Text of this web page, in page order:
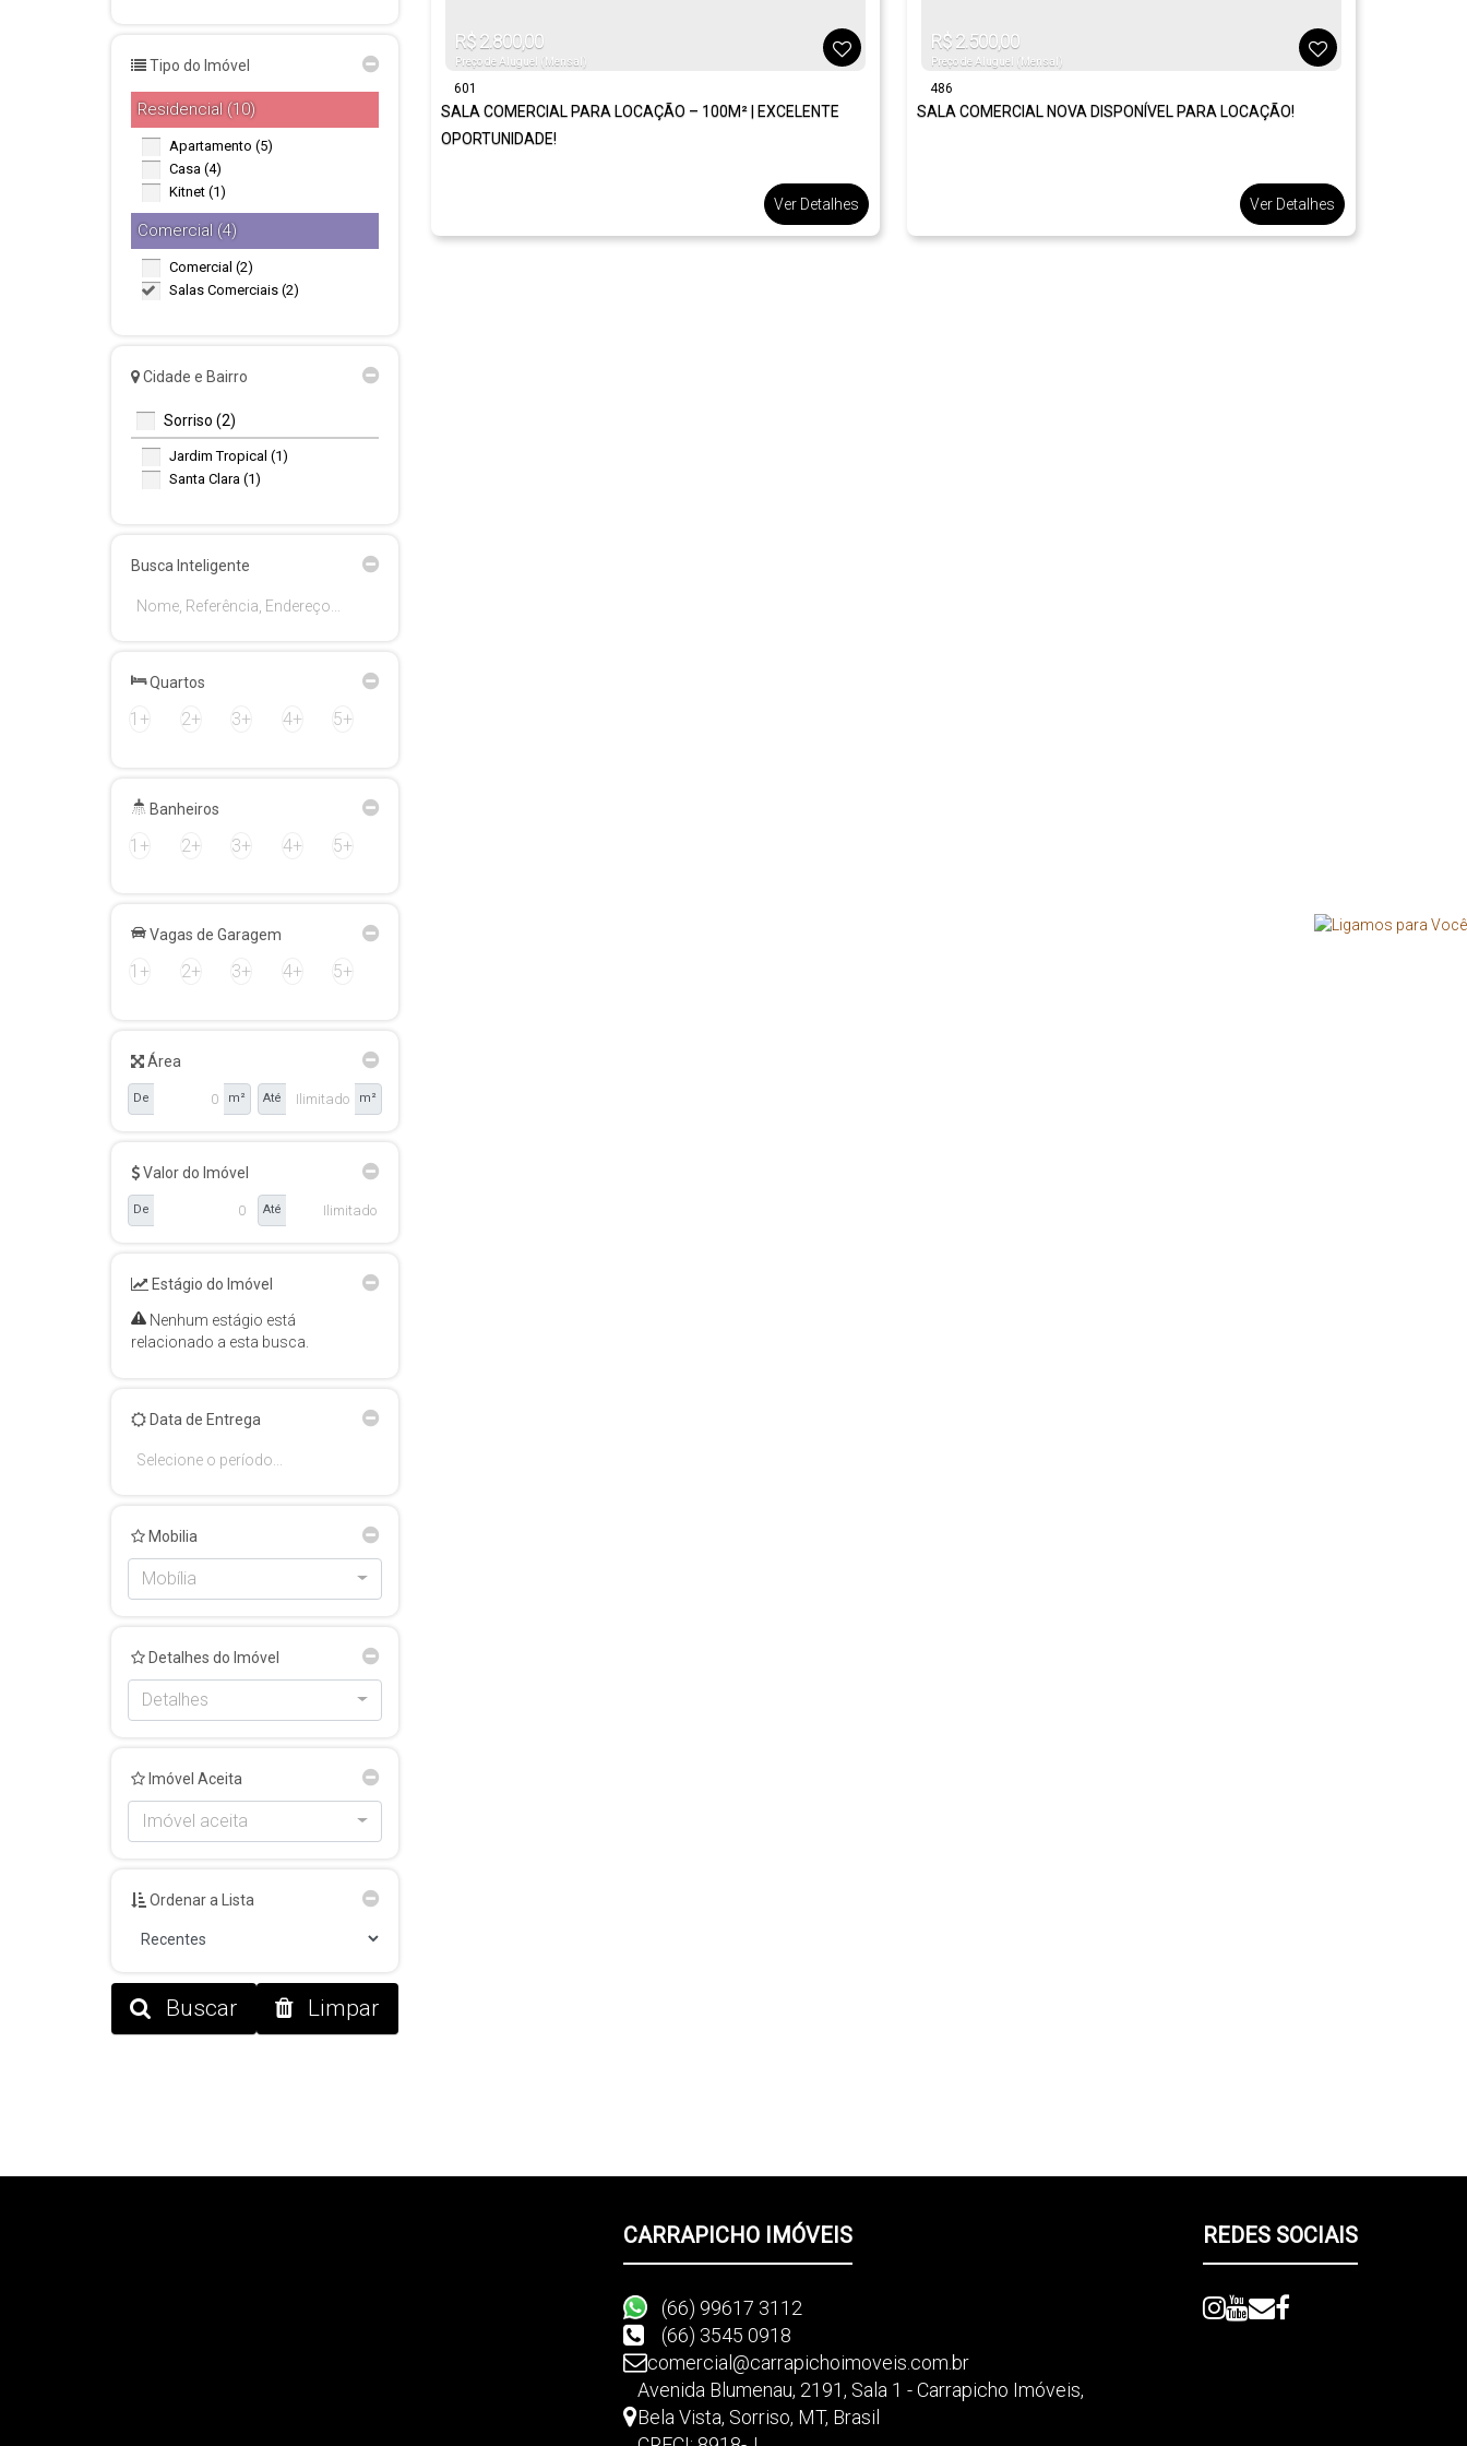
Tipo do Imóvel
Residencial (10)
Apartamento (5)
Casa (4)
Kitnet (1)
Comercial (4)
Comercial (2)
Salas Comerciais (2)
Cidade e Bairro
Sorriso (2)
Jardim Tropical (1)
Santa Clara (1)
Busca Inteligente
Quartos
1+ 2+ 3+ 4+ 5+
Banheiros
1+ 2+ 3+ 4+ 5+
Vagas de Garagem
1+ 2+ 3+ 4+ 5+
Área
De m² Até m²
Valor do Imóvel
De Até
Estágio do Imóvel
Nenhum estágio está
relacionado a esta busca.
Data de Entrega
Mobilia
Mobília
Detalhes do Imóvel
Detalhes
Imóvel Aceita
Imóvel aceita
Ordenar a Lista
Buscar Limpar
601
R$2.800,00
Preço de Aluguel (Mensal)
SALA COMERCIAL PARA LOCAÇÃO – 100M² | EXCELENTE
OPORTUNIDADE!
Ver Detalhes
486
R$2.500,00
Preço de Aluguel (Mensal)
SALA COMERCIAL NOVA DISPONÍVEL PARA LOCAÇÃO!
Ver Detalhes
CARRAPICHO IMÓVEIS
(66) 99617 3112
(66) 3545 0918
comercial@carrapichoimoveis.com.br
Avenida Blumenau, 2191, Sala 1 - Carrapicho Imóveis,
Bela Vista, Sorriso, MT, Brasil
REDES SOCIAIS